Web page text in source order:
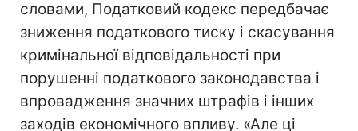
словами, Податковий кодекс передбачає
зниження податкового тиску і скасування
кримінальної відповідальності при
порушенні податкового законодавства і
впровадження значних штрафів і інших
заходів економічного впливу. «Але ці